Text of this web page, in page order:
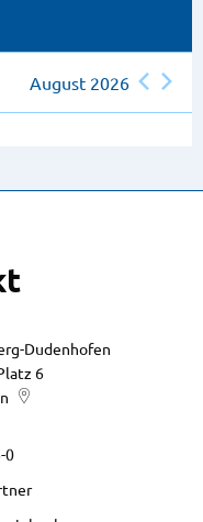
August 2026
Dudenhofen
6
0